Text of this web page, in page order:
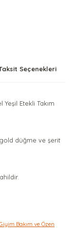
Seçenekleri
Etekli Takım
düğme ve şerit
Bakım ve Özen